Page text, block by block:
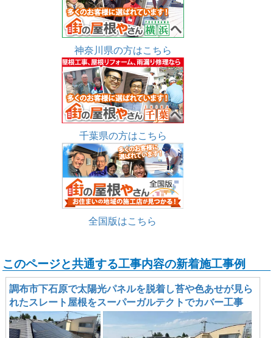
神奈川県の方はこちら
千葉県の方はこちら
全国版はこちら
このページと共通する工事内容の新着施工事例
調布市下石原で太陽光パネルを脱着し苔や色あせが見ら
れたスレート屋根をスーパーガルテクトでカバー工事